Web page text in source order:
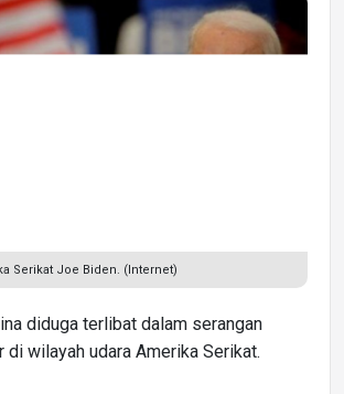
Serikat Joe Biden. (Internet)
diduga terlibat dalam serangan
di wilayah udara Amerika Serikat.